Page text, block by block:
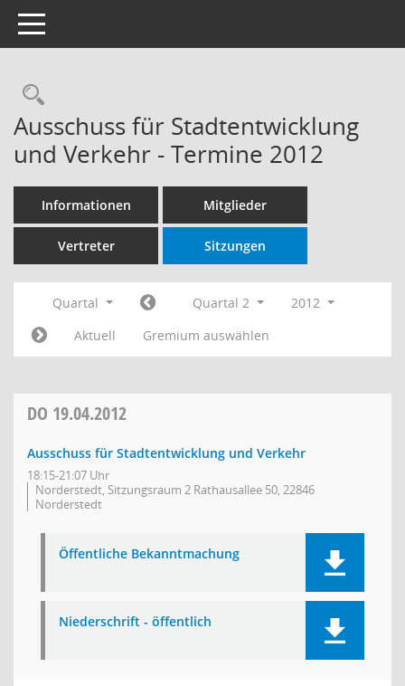
Toggle navigation
Rechercheauswahl
Ausschuss für Stadtentwicklung
und Verkehr - Termine 2012
Informationen Mitglieder
Vertreter Sitzungen
Quartal Quartal 2
2012
Aktuell
Gremium auswählen
DO 19.04.2012
Ausschuss für Stadtentwicklung und Verkehr
18:15-21:07 Uhr
Norderstedt, Sitzungsraum 2 Rathausallee 50, 22846
Norderstedt
Öffentliche Bekanntmachung
Niederschrift - öffentlich